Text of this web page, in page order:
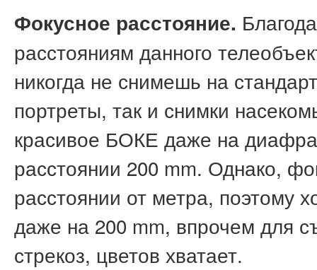
Фокусное расстояние.
расстояниям данного
никогда не снимешь на
портреты, так и снимки
красивое БОКЕ даже на
расстоянии 200 mm. Однако,
расстоянии от метра, поэтому
даже на 200 mm, впрочем для
стрекоз, цветов хватает.